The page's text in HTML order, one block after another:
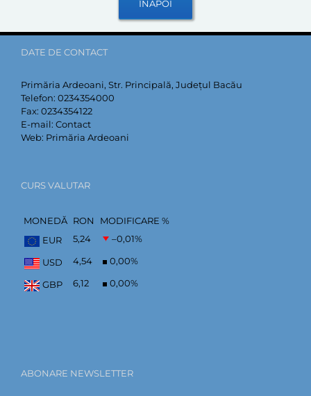
DATE DE CONTACT
Primăria Ardeoani, Str. Principală, Județul Bacău
Telefon: 0234354000
Fax: 0234354122
E-mail: Contact
Web: Primăria Ardeoani
CURS VALUTAR
MONEDĂ RON
MODIFICARE %
EUR
5,24 –0,01%
USD 4,54 0,00%
GBP 6,12 0,00%
ABONARE NEWSLETTER